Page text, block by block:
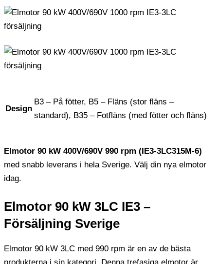
Design
B3 – På fötter, B5 – Fläns (stor fläns –
standard), B35 – Fotfläns (med fötter och fläns)
Elmotor 90 kW 400V/690V 990 rpm (IE3-3LC315M-6)
med snabb leverans i hela Sverige. Välj din nya elmotor
idag.
Elmotor 90 kW 3LC IE3 –
Försäljning Sverige
Elmotor 90 kW 3LC med 990 rpm är en av de bästa